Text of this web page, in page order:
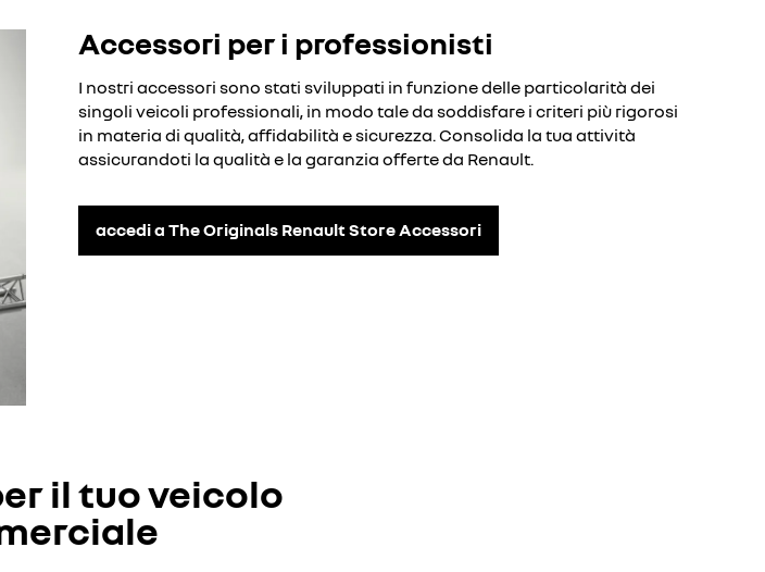
Accessori per i professionisti
I nostri accessori sono stati sviluppati in funzione delle particolarità dei
singoli veicoli professionali, in modo tale da soddisfare i criteri più rigorosi
in materia di qualità, affidabilità e sicurezza. Consolida la tua attività
assicurandoti la qualità e la garanzia offerte da Renault.
accedi a The Originals Renault Store Accessori
il tuo veicolo